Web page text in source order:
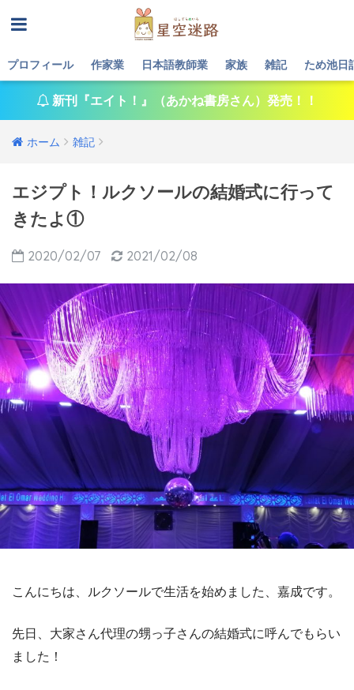
プロフィール 作家業 日本語教師業 家族 雑記 ため池日
新刊『エイト！』（あかね書房さん）発売！！
ホーム 雑記
エジプト！ルクソールの結婚式に行って
きたよ①
2020/02/07 2021/02/08
こんにちは、ルクソールで生活を始めました、嘉成です。
先日、大家さん代理の甥っ子さんの結婚式に呼んでもらい
ました！